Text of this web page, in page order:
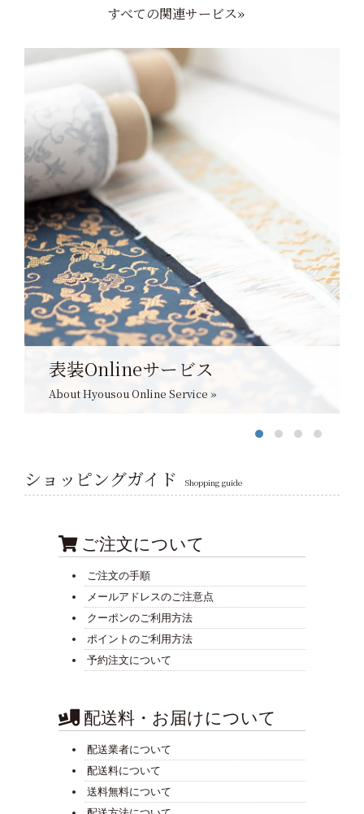
すべての関連サービス»
表装Onlineサービス
About Hyousou Online Service »
ショッピングガイド Shopping guide
ご注文について
ご注文の手順
メールアドレスのご注意点
クーポンのご利用方法
ポイントのご利用方法
予約注文について
配送料・お届けについて
配送業者について
配送料について
送料無料について